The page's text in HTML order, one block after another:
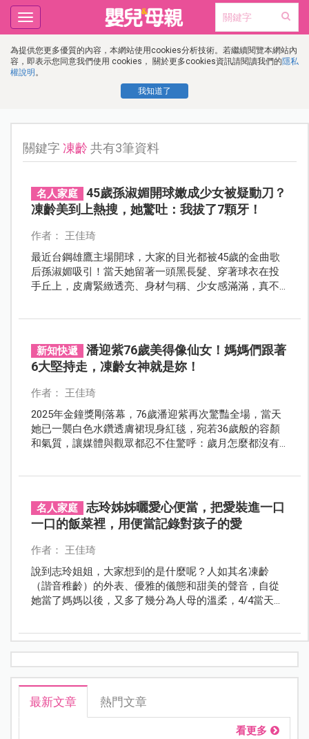
為提供您更多優質的內容，本網站使用cookies分析技術。若繼續閱覽本網站內
容，即表示您同意我們使用 cookies， 關於更多cookies資訊請閱讀我們的隱私
權說明 。
我知道了
Toggle
navigation
關鍵字 凍齡 共有3筆資料
名人家庭
45歲孫淑媚開球嫩成少女被疑動刀？
凍齡美到上熱搜，她驚吐：我拔了7顆牙！
作者： 王佳琦
最近台鋼雄鷹主場開球，大家的目光都被45歲的金曲歌
后孫淑媚吸引！當天她留著一頭黑長髮、穿著球衣在投
手丘上，皮膚緊緻透亮、身材勻稱、少女感滿滿，真不
新知快遞
潘迎紫76歲美得像仙女！媽媽們跟著
6大堅持走，凍齡女神就是妳！
作者： 王佳琦
2025年金鐘獎剛落幕，76歲潘迎紫再次驚豔全場，當天
她已一襲白色水鑽透膚裙現身紅毯，宛若36歲般的容顏
和氣質，讓媒體與觀眾都忍不住驚呼：歲月怎麼都沒有
名人家庭
志玲姊姊曬愛心便當，把愛裝進一口
一口的飯菜裡，用便當記錄對孩子的愛
作者： 王佳琦
說到志玲姐姐，大家想到的是什麼呢？人如其名凍齡
（諧音稚齡）的外表、優雅的儀態和甜美的聲音，自從
她當了媽媽以後，又多了幾分為人母的溫柔，4/4當天，
很亮眼。
最新文章 熱門文章
看更多